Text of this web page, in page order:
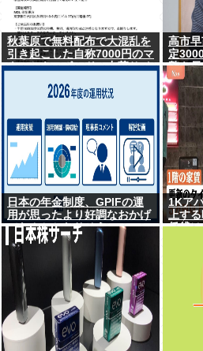
秋葉原で無料配布で大混乱を
引き起こした自称7000円のマ
ウスとキーボード、中華サイ
ったwww
高市
定
贅を
こを
んど
日本の年金制度、GPIFの運
用が思ったより好調なおかげ
でなんとかなりそう
1Kア
上す
賃貸